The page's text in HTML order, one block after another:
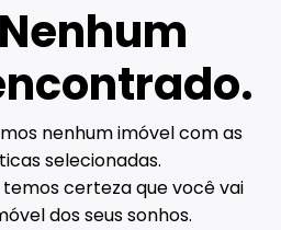
Nenhum
nenhum imóvel com as
selecionadas.
certeza que você vai
dos seus sonhos.